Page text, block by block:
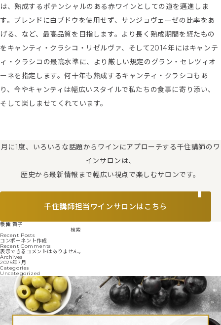
は、熟成するポテンシャルのある赤ワインとしての道を邁進しま
す。ブレンドに白ブドウを使用せず、サンジョヴェーゼの比率をあ
げる、など、最高品質を目指します。より長く熟成期間を経たもの
をキャンティ・クラシコ・リゼルヴァ、そして2014年にはキャンテ
ィ・クラシコの最高水準に、より厳しい規定のグラン・セレツィオ
ーネを指定します。何十年も熟成するキャンティ・クラシコもあ
り、今やキャンティは幅広いスタイルで私たちの食事に寄り添い、
そして楽しませてくれています。
月に1度、いろいろな話題からワインにアプローチする千住講師のワ
インサロンは、
歴史から最新情報まで幅広い視点で楽しむサロンです。
千住講師担当ワインサロンはこちら
千住 賀子
検索
検索
Recent Posts
コンポーネント作成
Recent Comments
表示できるコメントはありません。
Archives
2025年7月
Categories
Uncategorized